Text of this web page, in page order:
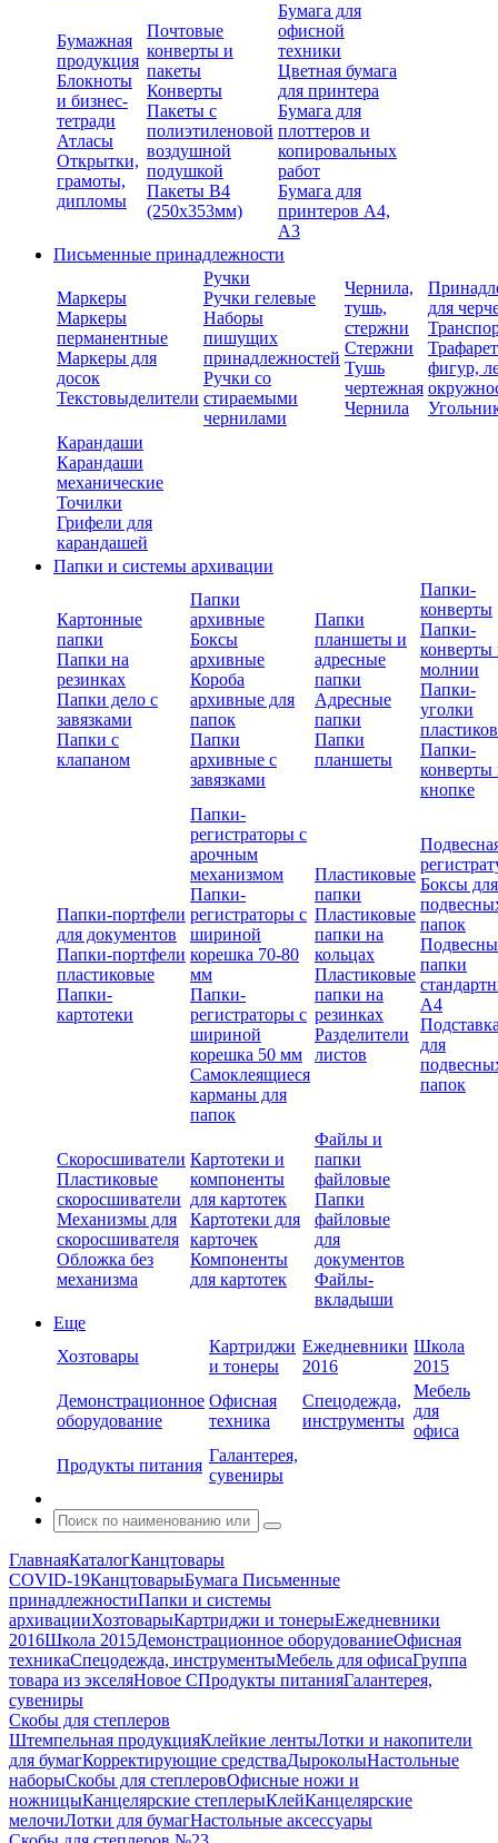
Бумажная
продукция
Блокноты
и бизнес-
тетради
Атласы
Открытки,
грамоты,
дипломы
Почтовые
конверты и
пакеты
Конверты
Пакеты с
полиэтиленовой
воздушной
подушкой
Пакеты В4
(250х353мм)
Бумага для
офисной
техники
Цветная бумага
для принтера
Бумага для
плоттеров и
копировальных
работ
Бумага для
принтеров А4,
А3
Письменные принадлежности
Маркеры
Маркеры
перманентные
Маркеры для
досок
Текстовыделители
Ручки
Ручки гелевые
Наборы
пишущих
принадлежностей
Ручки со
стираемыми
чернилами
Чернила,
тушь,
стержни
Стержни
Тушь
чертежная
Чернила
для
фигур,
Карандаши
Карандаши
механические
Точилки
Грифели для
карандашей
Папки и системы архивации
Картонные
папки
Папки на
резинках
Папки дело с
завязками
Папки с
клапаном
Папки
архивные
Боксы
архивные
Короба
архивные для
папок
Папки
архивные с
завязками
Папки
планшеты и
адресные
папки
Адресные
папки
Папки
планшеты
Папки-
конверты
Папки-
конверты
молнии
Папки-
уголки
Папки-
конверты
кнопке
Папки-портфели
для документов
Папки-портфели
пластиковые
Папки-
картотеки
Папки-
регистраторы с
арочным
механизмом
Папки-
регистраторы с
шириной
корешка 70-80
мм
Папки-
регистраторы с
шириной
корешка 50 мм
Самоклеящиеся
карманы для
папок
Пластиковые
папки
Пластиковые
папки на
кольцах
Пластиковые
папки на
резинках
Разделители
листов
Боксы для
папок
папки
А4
для
папок
Скоросшиватели
Пластиковые
скоросшиватели
Механизмы для
скоросшивателя
Обложка без
механизма
Картотеки и
компоненты
для картотек
Картотеки для
карточек
Компоненты
для картотек
Файлы и
папки
файловые
Папки
файловые
для
документов
Файлы-
вкладыши
Еще
Хозтовары
Картриджи
и тонеры
Ежедневники
2016
Школа
2015
Демонстрационное
оборудование
Офисная
техника
Спецодежда,
инструменты
Мебель
для
офиса
Продукты питания
Галантерея,
сувениры
ГлавнаяКаталогКанцтовары
COVID-19КанцтоварыБумага Письменные
принадлежностиПапки и системы
архивацииХозтоварыКартриджи и тонерыЕжедневники
2016Школа 2015Демонстрационное оборудованиеОфисная
техникаСпецодежда, инструментыМебель для офисаГруппа
товара из экселяНовое СПродукты питанияГалантерея,
сувениры
Скобы для степлеров
Штемпельная продукцияКлейкие лентыЛотки и накопители
для бумагКорректирующие средстваДыроколыНастольные
наборыСкобы для степлеровОфисные ножи и
ножницыКанцелярские степлерыКлейКанцелярские
мелочиЛотки для бумагНастольные аксессуары